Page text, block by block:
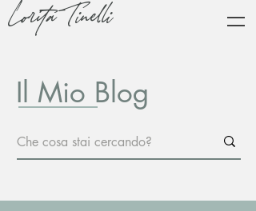
Lorita Tinelli
Il Mio Blog